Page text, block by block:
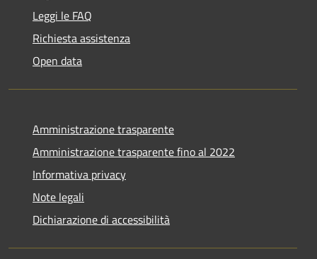
Leggi le FAQ
Richiesta assistenza
Open data
Amministrazione trasparente
Amministrazione trasparente fino al 2022
Informativa privacy
Note legali
Dichiarazione di accessibilità